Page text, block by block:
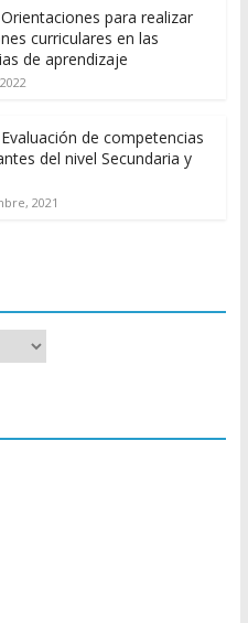
para realizar
curriculares en las
de aprendizaje
de competencias
del nivel Secundaria y
2021